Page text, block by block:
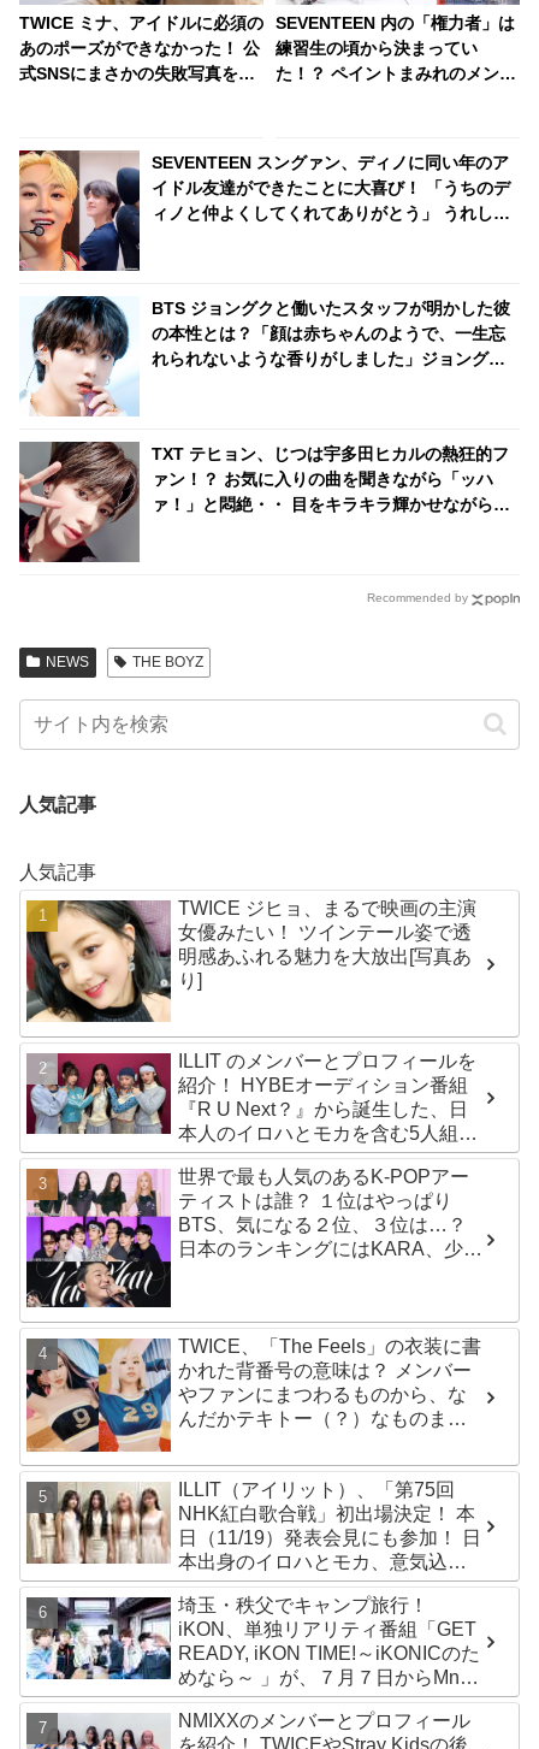
TWICE ミナ、アイドルに必須の
あのポーズができなかった！ 公
式SNSにまさかの失敗写真を投
SEVENTEEN 内の「権力者」は
練習生の頃から決まってい
た！？ ペイントまみれのメンバ
SEVENTEEN スングァン、ディノに同い年のア
イドル友達ができたことに大喜び！ 「うちのデ
ィノと仲よくしてくれてありがとう」 うれしす
BTS ジョングクと働いたスタッフが明かした彼
の本性とは？「顔は赤ちゃんのようで、一生忘
れられないような香りがしました」ジョングク
TXT テヒョン、じつは宇多田ヒカルの熱狂的フ
ァン！？ お気に入りの曲を聞きながら「ッハ
ァ！」と悶絶・・ 目をキラキラ輝かせながら聞
Recommended by
NEWS THE BOYZ
人気記事
人気記事
TWICE ジヒョ、まるで映画の主演
女優みたい！ ツインテール姿で透
明感あふれる魅力を大放出[写真あ
り]
ILLIT のメンバーとプロフィールを
紹介！ HYBEオーディション番組
『R U Next？』から誕生した、日
本人のイロハとモカを含む5人組ガ
ールズグループ！ デビュー曲
「Magnetic」がいきなりの大ヒッ
ト
世界で最も人気のあるK-POPアー
ティストは誰？ １位はやっぱり
BTS、気になる２位、３位は…？
日本のランキングにはKARA、少女
TWICE、「The Feels」の衣装に書
かれた背番号の意味は？ メンバー
やファンにまつわるものから、な
んだかテキトー（？）なものま
ILLIT（アイリット）、「第75回
NHK紅白歌合戦」初出場決定！ 本
日（11/19）発表会見にも参加！ 日
本出身のイロハとモカ、意気込み
を語る「ずっと夢見てたステー
ジ…嬉しくて光栄」
埼玉・秩父でキャンプ旅行！
iKON、単独リアリティ番組「GET
READY, iKON TIME!～iKONICのた
めなら～ 」が、７月７日からMnet
で放送・配信スタート
NMIXXのメンバーとプロフィール